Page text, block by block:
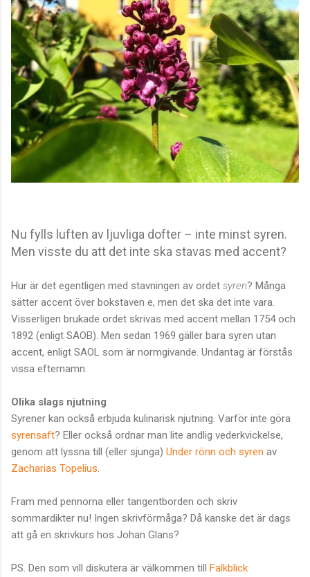
Nu fylls luften av ljuvliga dofter – inte minst syren.
Men visste du att det inte ska stavas med accent?
Hur är det egentligen med stavningen av ordet syren? Många
sätter accent över bokstaven e, men det ska det inte vara.
Visserligen brukade ordet skrivas med accent mellan 1754 och
1892 (enligt SAOB). Men sedan 1969 gäller bara syren utan
accent, enligt SAOL som är normgivande. Undantag är förstås
vissa efternamn.
Olika slags njutning
Syrener kan också erbjuda kulinarisk njutning. Varför inte göra
syrensaft? Eller också ordnar man lite andlig vederkvickelse,
genom att lyssna till (eller sjunga) Under rönn och syren av
Zacharias Topelius
Fram med pennorna eller tangentborden och skriv
sommardikter nu! Ingen skrivförmåga? Då kanske det är dags
att gå en skrivkurs hos Johan Glans?
PS. Den som vill diskutera är välkommen till Falkblick